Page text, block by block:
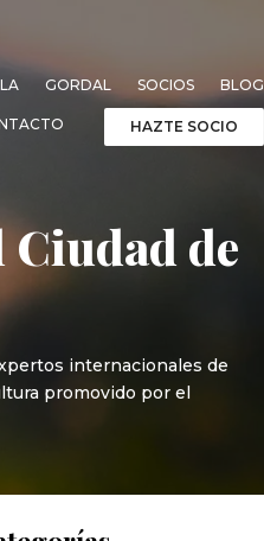
GORDAL SOCIOS BLOG
HAZTE SOCIO
de
internacionales de
promovido por el